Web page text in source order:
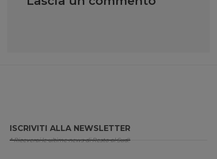
ISCRIVITI ALLA NEWSLETTER
* Riceverai le ultime news di Resto al Sud!